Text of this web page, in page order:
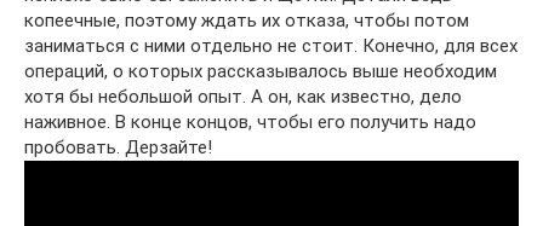
копеечные, поэтому ждать их отказа, чтобы потом
заниматься с ними отдельно не стоит. Конечно, для всех
операций, о которых рассказывалось выше необходим
хотя бы небольшой опыт. А он, как известно, дело
наживное. В конце концов, чтобы его получить надо
пробовать. Дерзайте!